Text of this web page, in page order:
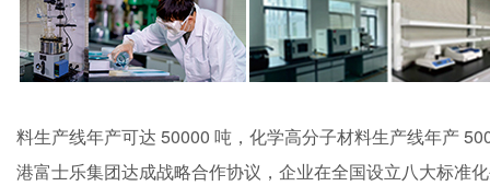
料生产线年产可达 50000 吨，化学高分子材料生产线年产
港富士乐集团达成战略合作协议，企业在全国设立八大标准